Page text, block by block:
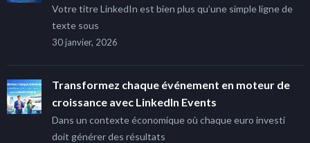
Votre titre LinkedIn est bien plus qu’une simple ligne de
texte sous
30 janvier, 2026
Transformez chaque événement en moteur de
croissance avec LinkedIn Events
Dans un contexte économique où chaque euro investi
doit générer des résultats